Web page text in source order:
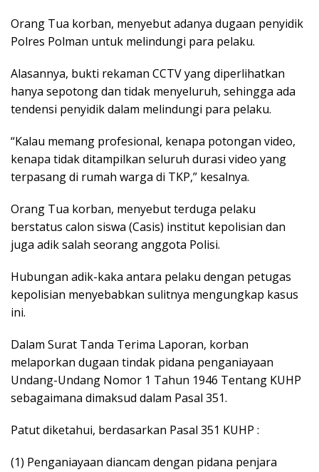
Orang Tua korban, menyebut adanya dugaan penyidik
Polres Polman untuk melindungi para pelaku.
Alasannya, bukti rekaman CCTV yang diperlihatkan
hanya sepotong dan tidak menyeluruh, sehingga ada
tendensi penyidik dalam melindungi para pelaku.
“Kalau memang profesional, kenapa potongan video,
kenapa tidak ditampilkan seluruh durasi video yang
terpasang di rumah warga di TKP,” kesalnya.
Orang Tua korban, menyebut terduga pelaku
berstatus calon siswa (Casis) institut kepolisian dan
juga adik salah seorang anggota Polisi.
Hubungan adik-kaka antara pelaku dengan petugas
kepolisian menyebabkan sulitnya mengungkap kasus
ini.
Dalam Surat Tanda Terima Laporan, korban
melaporkan dugaan tindak pidana penganiayaan
Undang-Undang Nomor 1 Tahun 1946 Tentang KUHP
sebagaimana dimaksud dalam Pasal 351.
Patut diketahui, berdasarkan Pasal 351 KUHP :
(1) Penganiayaan diancam dengan pidana penjara